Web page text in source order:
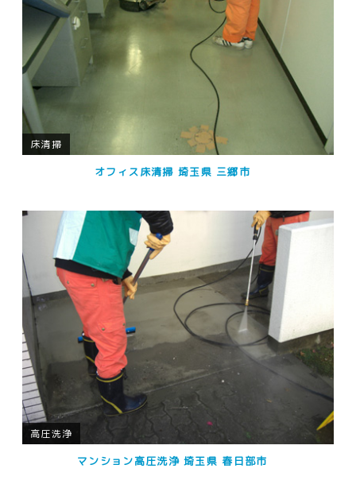
床清掃
オフィス床清掃 埼玉県 三郷市
高圧洗浄
マンション高圧洗浄 埼玉県 春日部市